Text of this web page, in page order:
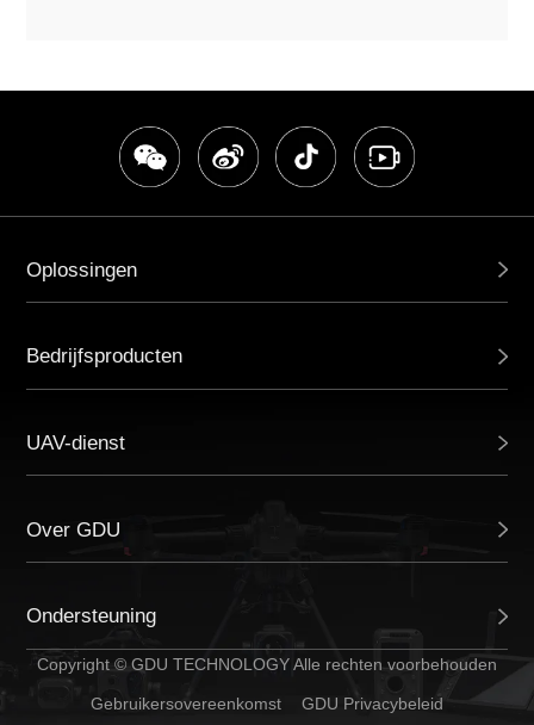
Oplossingen
Bedrijfsproducten
UAV-dienst
Over GDU
Ondersteuning
Copyright © GDU TECHNOLOGY Alle rechten voorbehouden
Gebruikersovereenkomst GDU Privacybeleid